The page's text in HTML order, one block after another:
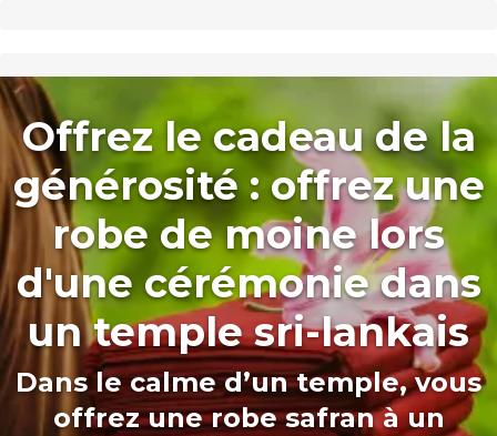
Offrez le cadeau de la
générosité : offrez une
robe de moine lors
d'une cérémonie dans
un temple sri-lankais
Dans le calme d’un temple, vous
offrez une robe safran à un